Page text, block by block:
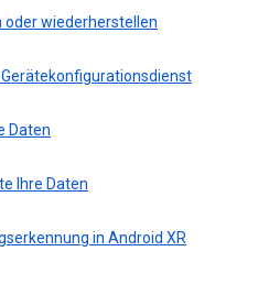
oder wiederherstellen
Daten
Ihre Daten
in Android XR